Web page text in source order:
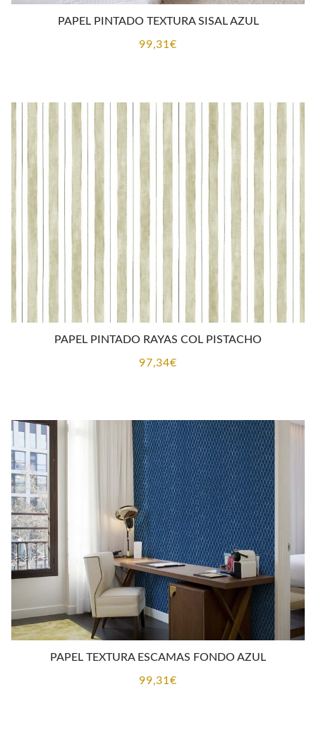
PAPEL PINTADO TEXTURA SISAL AZUL
99,31€
PAPEL PINTADO RAYAS COL PISTACHO
97,34€
PAPEL TEXTURA ESCAMAS FONDO AZUL
99,31€